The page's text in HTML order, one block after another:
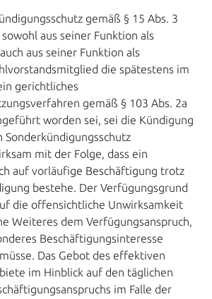
gemäß § 15 Abs. 3
sowohl aus seiner Funktion als
aus seiner Funktion als
die spätestens im
gerichtliches
gemäß § 103 Abs. 2a
worden sei, sei die Kündigung
Sonderkündigungsschutz
mit der Folge, dass ein
auf vorläufige Beschäftigung trotz
bestehe. Der Verfügungsgrund
die offensichtliche Unwirksamkeit
Weiteres dem Verfügungsanspruch,
Beschäftigungsinteresse
Das Gebot des effektiven
im Hinblick auf den täglichen
im Falle der